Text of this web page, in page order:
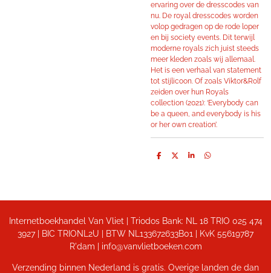
ervaring over de dresscodes van
nu. De royal dresscodes worden
volop gedragen op de rode loper
en bij society events. Dit terwijl
moderne royals zich juist steeds
meer kleden zoals wij allemaal.
Het is een verhaal van statement
tot stijlicoon. Of zoals Viktor&Rolf
zeiden over hun Royals
collection (2021): ‘Everybody can
be a queen, and everybody is his
or her own creation’.
D
D
S
D
Internetboekhandel Van Vliet | Triodos Bank: NL 18 TRIO 025 474
3927 | BIC TRIONL2U | BTW NL133672633B01 | KvK 55619787
R'dam | info@vanvlietboeken.com
Verzending binnen Nederland is gratis. Overige landen de dan